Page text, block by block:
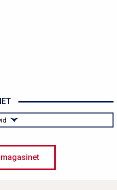
"Krigen i Ukraine